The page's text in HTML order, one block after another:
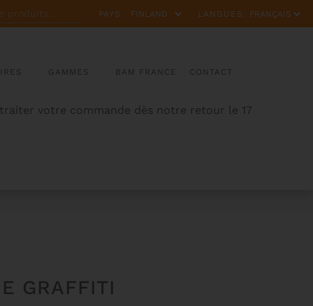
PAYS: LANGUES:
GAMMES BAM FRANCE CONTACT
votre commande dès notre retour le 17
GRAFFITI